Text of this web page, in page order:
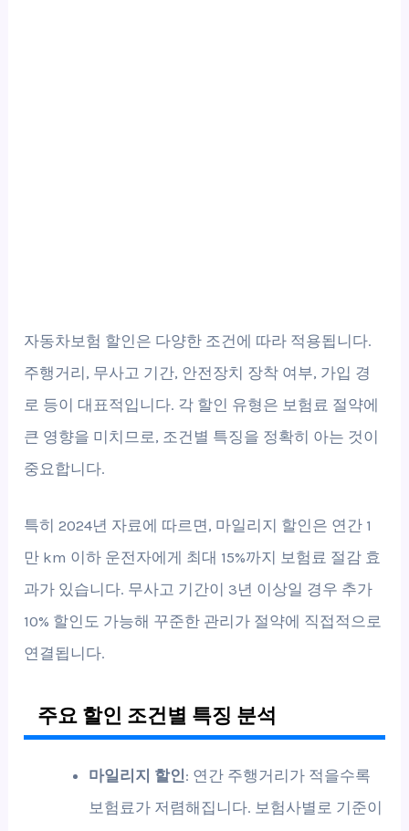
자동차보험 할인은 다양한 조건에 따라 적용됩니다.
주행거리, 무사고 기간, 안전장치 장착 여부, 가입 경
로 등이 대표적입니다. 각 할인 유형은 보험료 절약에
큰 영향을 미치므로, 조건별 특징을 정확히 아는 것이
중요합니다.
특히 2024년 자료에 따르면, 마일리지 할인은 연간 1
만 km 이하 운전자에게 최대 15%까지 보험료 절감 효
과가 있습니다. 무사고 기간이 3년 이상일 경우 추가
10% 할인도 가능해 꾸준한 관리가 절약에 직접적으로
연결됩니다.
주요 할인 조건별 특징 분석
마일리지 할인: 연간 주행거리가 적을수록
보험료가 저렴해집니다. 보험사별로 기준이